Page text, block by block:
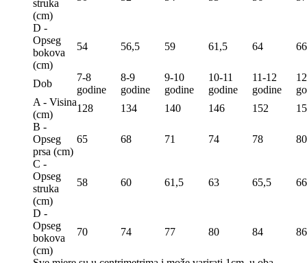
struka
(сm)
D -
Opseg
bokova
(сm)
54 56,5 59 61,5 64 66
Dob
7-8
godine
8-9
godine
9-10
godine
10-11
godine
11-12
godine
A - Visina
(сm)
128 134 140 146 152
B -
Opseg
prsa (сm)
65 68 71 74 78 80
C -
Opseg
struka
(сm)
58 60 61,5 63 65,5
D -
Opseg
bokova
(сm)
70 74 77 80 84 86